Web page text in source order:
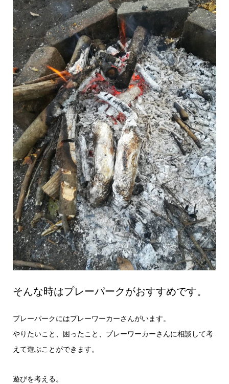
そんな時はプレーパークがおすすめです。
プレーパークにはプレーワーカーさんがいます。
やりたいこと、困ったこと、プレーワーカーさんに相談して考
えて遊ぶことができます。
遊びを考える。